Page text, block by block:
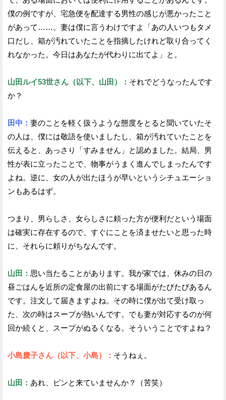
僕の例ですが、宅急便を配達する男性の感じが悪かったこと
があって……。妻は僕に言うわけですよ「あの人いつもタメ
口だし、箱が汚れていたことを指摘したけれど取り合ってく
れなかった。今日はあなたが代わりに出てよ」と。
山田ルイ53世さん（以下、山田）： それでどうなったんです
か？
田中： 妻のことを軽く扱うような態度をとると聞いていたそ
の人は、僕には敬語を使いましたし、箱が汚れていたことを
伝えると、あっさり「すみません」と認めました。結局、男
性が表に立ったことで、物事がうまく進んでしまったんです
よね。逆に、女の人が出たほうが早いというシチュエーショ
ンもあるはず。
つまり、男らしさ、女らしさに頼った方が便利だという場面
は確実に存在するので、すぐにことを済ませたいと思った時
に、それらに頼りがちなんです。
山田： 思い当たることがあります。我が家では、休みの日の
昼ごはんを近所の定食屋の出前にする場面がたびたびあるん
です。注文して届きますよね。その時に僕が出て受け取っ
た、次の時はスープが熱いんです。でも妻が対応するのが何
回か続くと、スープがぬるくなる。そういうことですよね？
小島慶子さん（以下、小島）： そうねぇ。
山田： あれ、ピンと来ていませんか？（苦笑）